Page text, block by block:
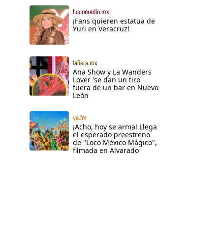
fusionradio.mx
¡Fans quieren estatua de
Yuri en Veracruz!
lafiera.mx
Ana Show y La Wanders
Lover 'se dan un tiro'
fuera de un bar en Nuevo
León
ya.fm
¡Acho, hoy se arma! Llega
el esperado preestreno
de "Loco México Mágico",
filmada en Alvarado